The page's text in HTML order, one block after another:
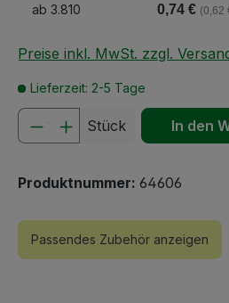
ab 3.810 0,74 € (0,62
Preise inkl. MwSt. zzgl.
Lieferzeit: 2-5 Tage
Produkt Anzahl: Gib
Stück In den
Produktnummer: 64606
Passendes Zubehör anzeigen